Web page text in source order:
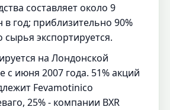
составляет около 9
год; приблизительно 90%
сырья экспортируется.
на Лондонской
июня 2007 года. 51% акций
Fevamotinico
25% - компании BXR